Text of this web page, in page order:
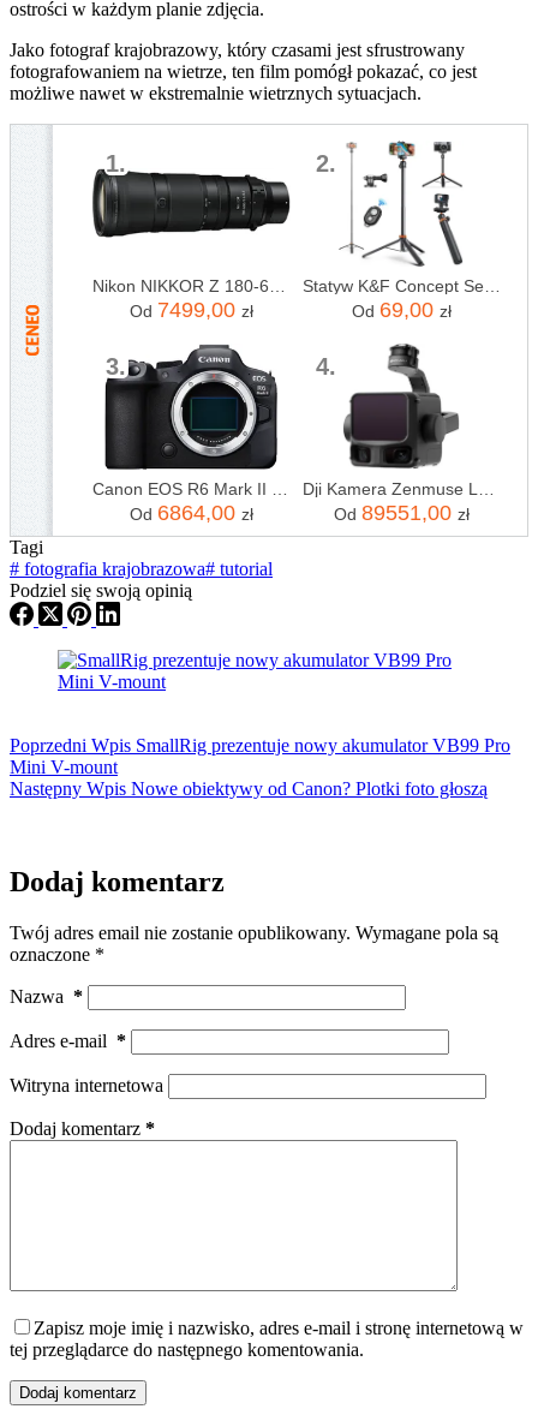
ostrości w każdym planie zdjęcia.
Jako fotograf krajobrazowy, który czasami jest sfrustrowany
fotografowaniem na wietrze, ten film pomógł pokazać, co jest
możliwe nawet w ekstremalnie wietrznych sytuacjach.
1.
Od 7499,00 zł
2.
Od 69,00 zł
3.
Od 6864,00 zł
4.
Od 89551,00 zł
Tagi
# fotografia krajobrazowa# tutorial
Podziel się swoją opinią
Poprzedni Wpis SmallRig prezentuje nowy akumulator VB99 Pro
Mini V-mount
Następny Wpis Nowe obiektywy od Canon? Plotki foto głoszą
Dodaj komentarz
Twój adres email nie zostanie opublikowany. Wymagane pola są
oznaczone *
Nazwa *
Adres e-mail *
Witryna internetowa
Dodaj komentarz *
Zapisz moje imię i nazwisko, adres e-mail i stronę internetową w
tej przeglądarce do następnego komentowania.
Dodaj komentarz